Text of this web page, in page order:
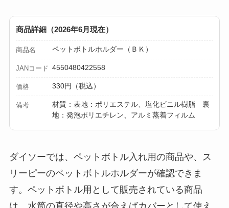
ムと選び方のコツを
【100均】ダイソー/
法！
商品詳細（2026年6月現在）
商品名 ペットボトルホルダー（ＢＫ）
JANコード 4550480422558
価格 330円（税込）
備考
材質：表地：ポリエステル、塩化ビニル樹脂 裏
地：発泡ポリエチレン、アルミ蒸着フィルム
ダイソーでは、ペットボトル入れ用の商品や、ス
リーピーのペットボトルホルダーが確認できま
す。ペットボトル用として販売されている商品